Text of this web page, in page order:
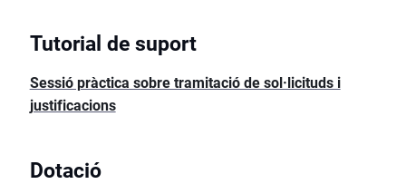
Tutorial de suport
Sessió pràctica sobre tramitació de sol·licituds i
justificacions
Dotació